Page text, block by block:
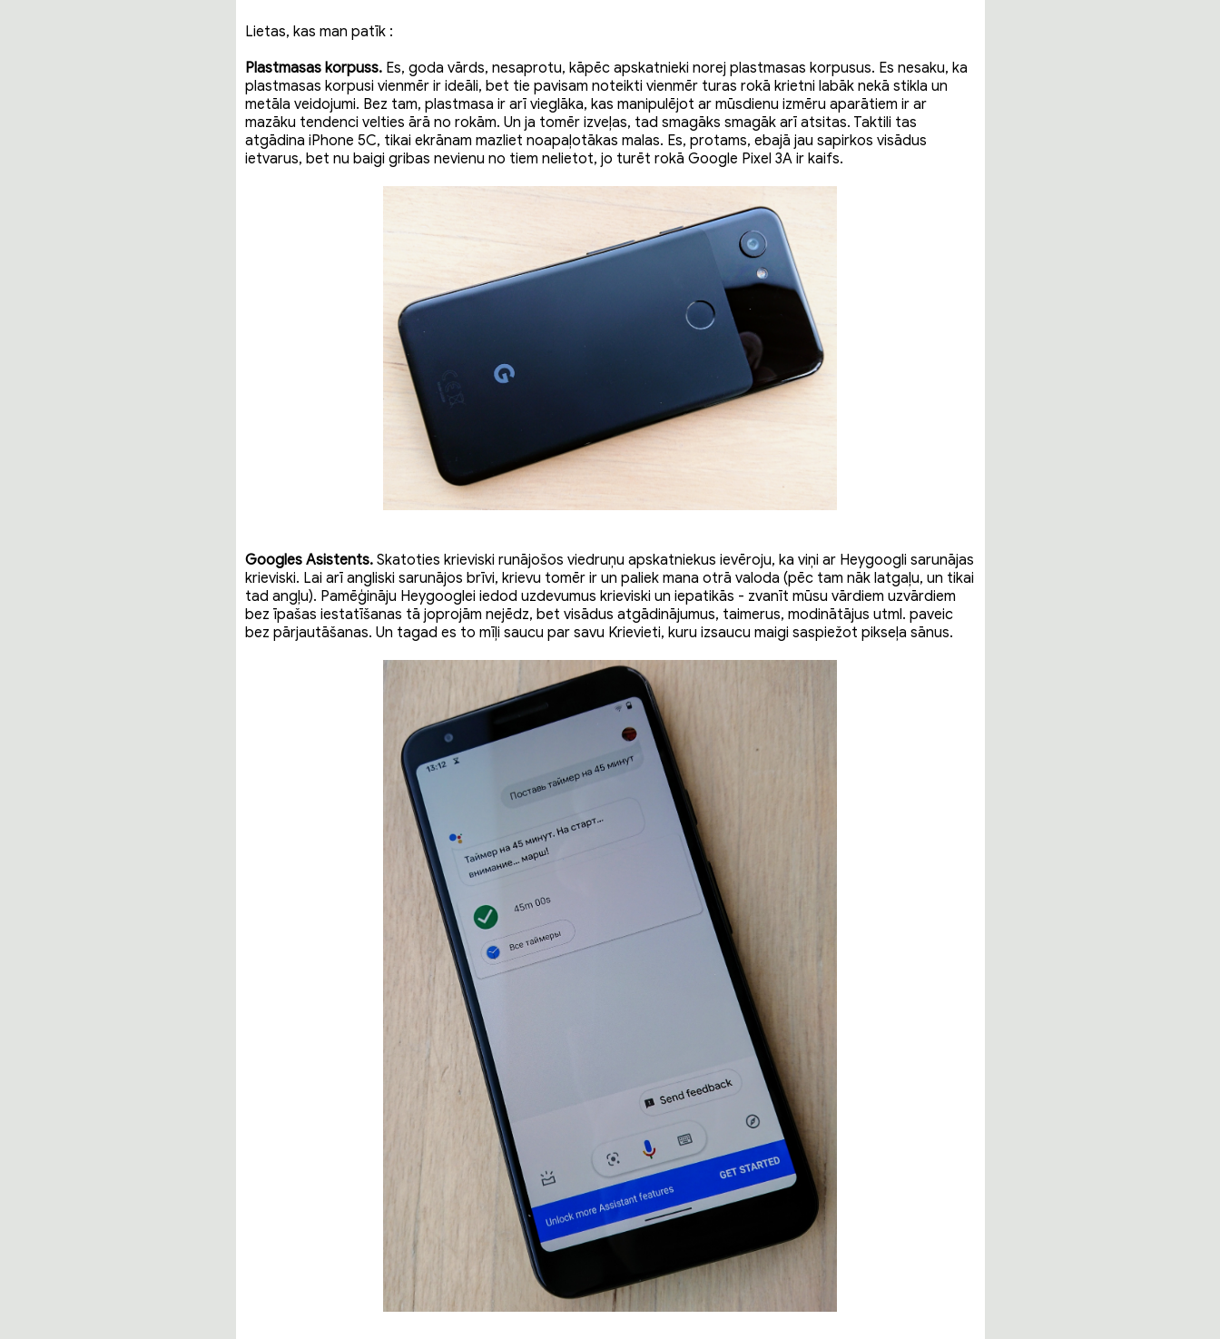
Lietas, kas man patīk :
Plastmasas korpuss.Es, goda vārds, nesaprotu, kāpēc apskatnieki norej plastmasas korpusus. Es nesaku, ka
plastmasas korpusi vienmēr ir ideāli, bet tie pavisam noteikti vienmēr turas rokā krietni labāk nekā stikla un
metāla veidojumi. Bez tam, plastmasa ir arī vieglāka, kas manipulējot ar mūsdienu izmēru aparātiem ir ar
mazāku tendenci velties ārā no rokām. Un ja tomēr izveļas, tad smagāks smagāk arī atsitas. Taktili tas
atgādina iPhone 5C, tikai ekrānam mazliet noapaļotākas malas. Es, protams, ebajā jau sapirkos visādus
ietvarus, bet nu baigi gribas nevienu no tiem nelietot, jo turēt rokā Google Pixel 3A ir kaifs.
Googles Asistents.Skatoties krieviski runājošos viedruņu apskatniekus ievēroju, ka viņi ar Heygoogli sarunājas
krieviski. Lai arī angliski sarunājos brīvi, krievu tomēr ir un paliek mana otrā valoda (pēc tam nāk latgaļu, un tikai
tad angļu). Pamēģināju Heygooglei iedod uzdevumus krieviski un iepatikās - zvanīt mūsu vārdiem uzvārdiem
bez īpašas iestatīšanas tā joprojām nejēdz, bet visādus atgādinājumus, taimerus, modinātājus utml. paveic
bez pārjautāšanas. Un tagad es to mīļi saucu par savu Krievieti, kuru izsaucu maigi saspiežot pikseļa sānus.